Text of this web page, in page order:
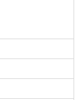
基準に基づく
のグルーピン
失の測定プロセ
一時差異（特
の識別と、繰延